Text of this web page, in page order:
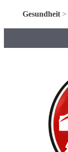
Gesundheit>